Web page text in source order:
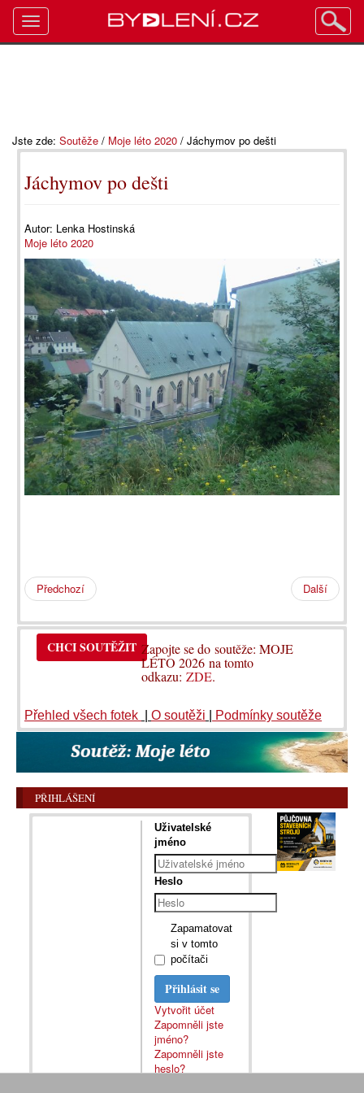
Jste zde: Soutěže / Moje léto 2020 / Jáchymov po dešti
Jáchymov po dešti
Autor: Lenka Hostinská
Moje léto 2020
Předchozí Další
CHCI SOUTĚŽIT Zapojte se do soutěže: MOJE
LÉTO 2026 na tomto
odkazu:ZDE.
Přehled všech fotek O soutěži Podmínky soutěže
PŘIHLÁŠENÍ
Uživatelské
jméno
Heslo
Zapamatovat
si v tomto
počítači
Přihlásit se
Vytvořit účet
Zapomněli jste
jméno?
Zapomněli jste
heslo?
Toggle
navigation